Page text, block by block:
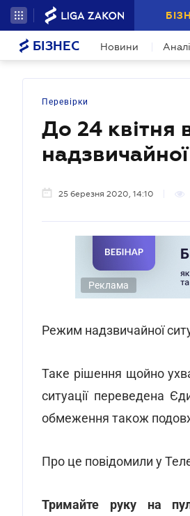
БІЗНЕС Новини
Перевірки
До 24 квітня
надзвичайної
25 березня 2020, 14:10
Реклама
Режим надзвичайної
Таке рішення щойно
ситуації переведена
обмеження також
Про це повідомили у
Тримайте руку на